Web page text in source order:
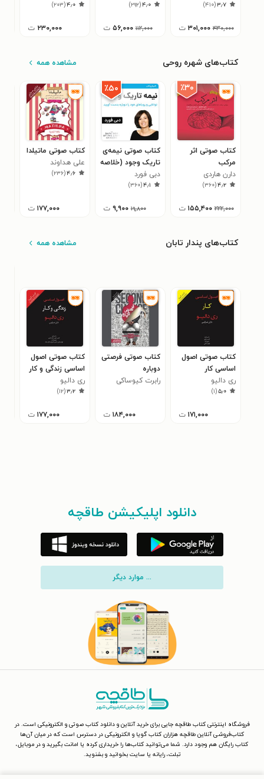
استس
۳٫۷(۴۱۰)
۴۳۰,۰۰۰ ۳۰۱,۰۰۰ ت
۴٫۰(۲۹۲)
۱۱۲,۰۰۰ ۵۶,۰۰۰ ت
۴٫۰(۲۰۳)
۲۳۰,۰۰۰ ت
کتاب‌های شهره روحی مشاهده همه
٪۳۰
کتاب صوتی اثر
مرکب
دارن هاردی
۴٫۲(۳۶۰)
۲۲۲,۰۰۰ ۱۵۵,۴۰۰ ت
٪۵۰
کتاب صوتی نیمه‌ی
تاریک وجود (خلاصه
کتاب)
دبی فورد
۴٫۱(۳۶۰)
۱۹,۸۰۰ ۹,۹۰۰ ت
کتاب صوتی ماتیلدا
علی هداوند
۴٫۶(۲۳۶)
۱۷۷,۰۰۰ ت
کتاب‌های پندار تابان مشاهده همه
کتاب صوتی اصول
اساسی کار
ری دالیو
۵٫۰(۱)
۱۷۱,۰۰۰ ت
کتاب صوتی فرصتی
دوباره
رابرت کیوساکی
۱۸۴,۰۰۰ ت
کتاب صوتی اصول
اساسی زندگی و کار
ری دالیو
۳٫۲(۱۲)
۱۷۷,۰۰۰ ت
دانلود اپلیکیشن طاقچه
... موارد دیگر
فروشگاه اینترنتی کتاب طاقچه جایی برای خرید آنلاین و دانلود کتاب صوتی و الکترونیکی است. در
کتاب‌فروشی آنلاین طاقچه هزاران کتاب گویا و الکترونیکی در دسترس است که در میان آن‌ها
کتاب رایگان هم وجود دارد. شما می‌توانید کتاب‌ها را خریداری کرده یا امانت بگیرید و در موبایل،
تبلت، رایانه یا سایت بخوانید و بشنوید.